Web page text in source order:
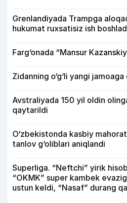
Grenlandiyada Trampga
hukumat ruxsatisiz ish
Farg‘onada “Mansur
Zidanning o‘g‘li yangi jamoaga
Avstraliyada 150 yil oldin
qaytarildi
O‘zbekistonda kasbiy
tanlov g‘oliblari aniqlandi
Superliga. “Neftchi” yirik
“OKMK” super kambek
ustun keldi, “Nasaf” durang